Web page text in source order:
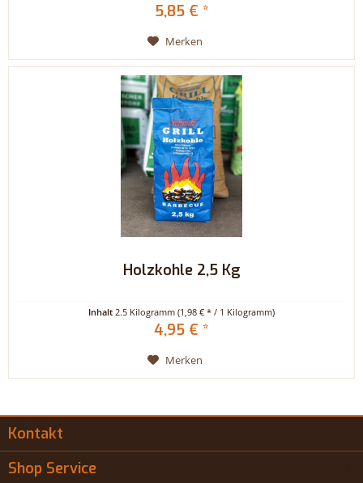
5,85 € *
Merken
Holzkohle 2,5 Kg
Inhalt2.5 Kilogramm(1,98 € * / 1 Kilogramm)
4,95 € *
Merken
Kontakt
Shop Service